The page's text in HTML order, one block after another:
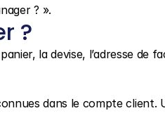
? ».
?
la devise, l’adresse de
dans le compte client.